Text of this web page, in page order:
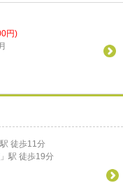
円)
駅 徒歩11分
」駅 徒歩19分